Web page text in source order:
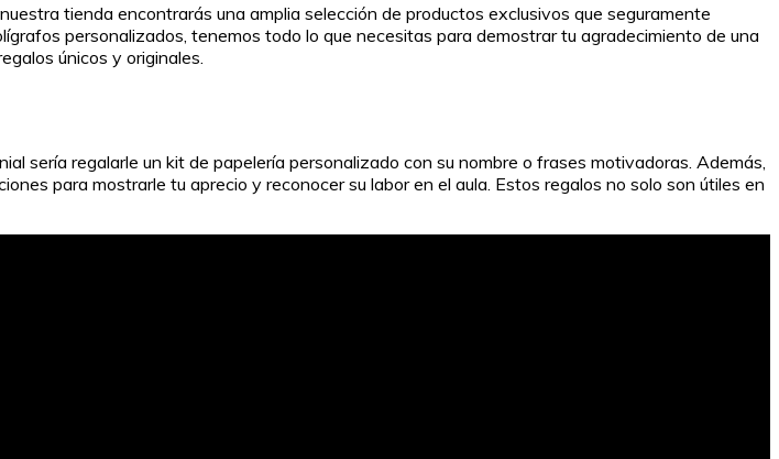
tienda encontrarás una amplia selección de productos exclusivos que seguramente
personalizados, tenemos todo lo que necesitas para demostrar tu agradecimiento de una
únicos y originales.
sería regalarle un kit de papelería personalizado con su nombre o frases motivadoras. Además,
para mostrarle tu aprecio y reconocer su labor en el aula. Estos regalos no solo son útiles en